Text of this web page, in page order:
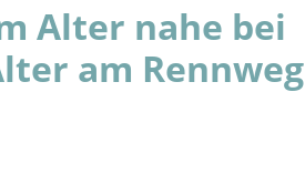
Alter nahe bei
am Rennweg